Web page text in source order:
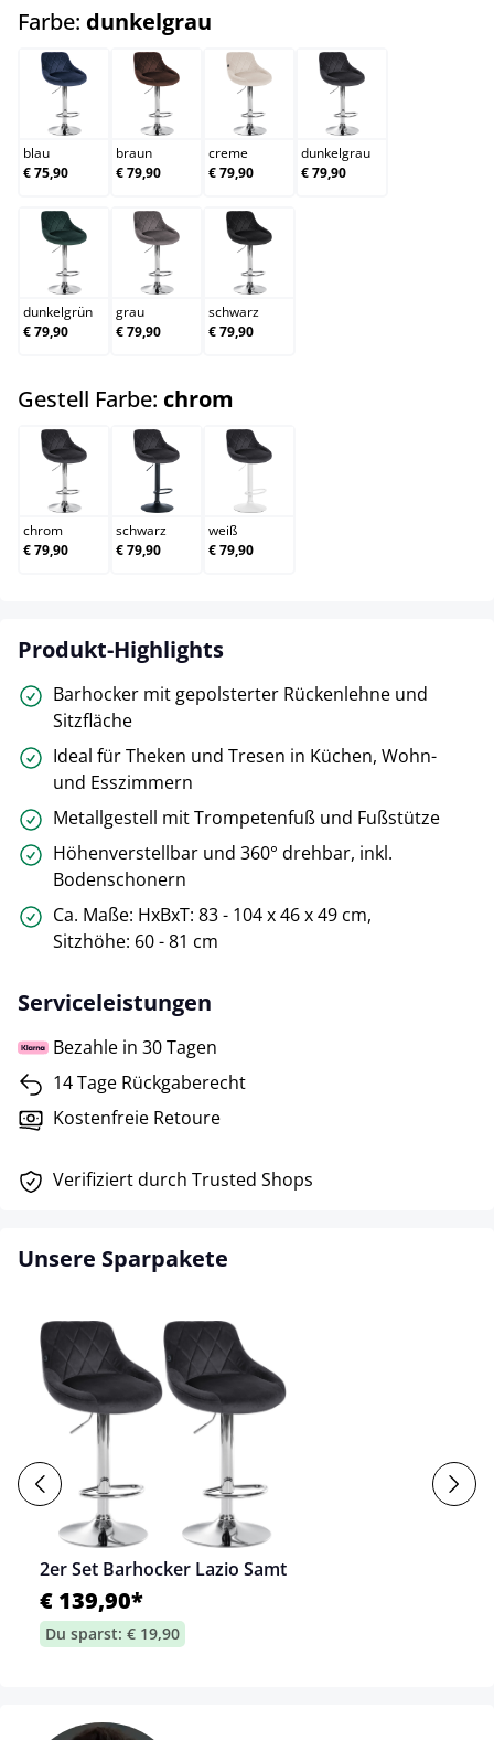
Farbe: dunkelgrau
blau
blau
€ 75,90
braun
braun
€ 79,90
creme
creme
€ 79,90
dunkelgrau
dunkelgrau
€ 79,90
dunkelgrün
dunkelgrün
€ 79,90
grau
grau
€ 79,90
schwarz
schwarz
€ 79,90
Gestell Farbe: chrom
chrom
chrom
€ 79,90
schwarz
schwarz
€ 79,90
weiß
weiß
€ 79,90
Produkt-Highlights
Barhocker mit gepolsterter Rückenlehne und
Sitzfläche
Ideal für Theken und Tresen in Küchen, Wohn-
und Esszimmern
Metallgestell mit Trompetenfuß und Fußstütze
Höhenverstellbar und 360° drehbar, inkl.
Bodenschonern
Ca. Maße: HxBxT: 83 - 104 x 46 x 49 cm,
Sitzhöhe: 60 - 81 cm
Serviceleistungen
Bezahle in 30 Tagen
14 Tage Rückgaberecht
Kostenfreie Retoure
Verifiziert durch Trusted Shops
Unsere Sparpakete
2er Set Barhocker Lazio Samt
€ 139,90*
Du sparst: € 19,90